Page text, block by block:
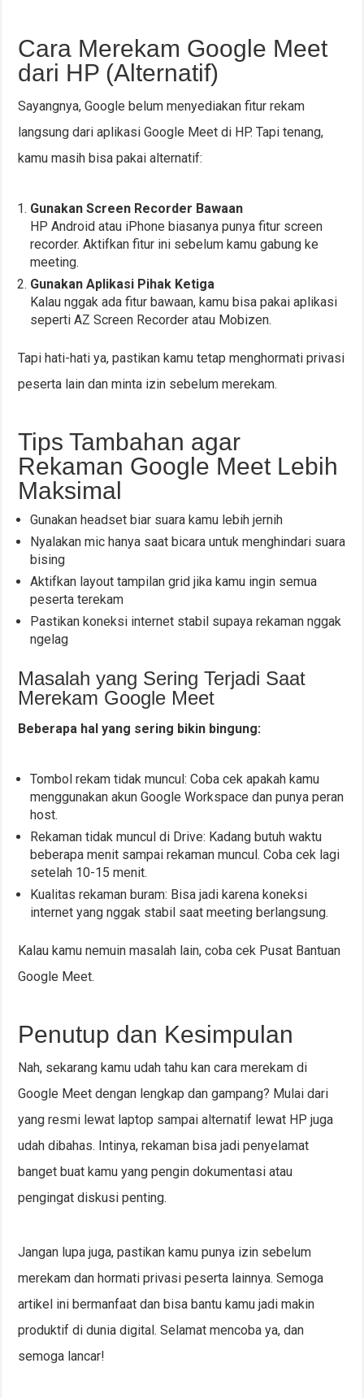
Cara Merekam Google Meet
dari HP (Alternatif)
Sayangnya, Google belum menyediakan fitur rekam
langsung dari aplikasi Google Meet di HP. Tapi tenang,
kamu masih bisa pakai alternatif:
Gunakan Screen Recorder Bawaan
HP Android atau iPhone biasanya punya fitur screen
recorder. Aktifkan fitur ini sebelum kamu gabung ke
meeting.
Gunakan Aplikasi Pihak Ketiga
Kalau nggak ada fitur bawaan, kamu bisa pakai aplikasi
seperti AZ Screen Recorder atau Mobizen.
Tapi hati-hati ya, pastikan kamu tetap menghormati privasi
peserta lain dan minta izin sebelum merekam.
Tips Tambahan agar
Rekaman Google Meet Lebih
Maksimal
Gunakan headset biar suara kamu lebih jernih
Nyalakan mic hanya saat bicara untuk menghindari suara
bising
Aktifkan layout tampilan grid jika kamu ingin semua
peserta terekam
Pastikan koneksi internet stabil supaya rekaman nggak
ngelag
Masalah yang Sering Terjadi Saat
Merekam Google Meet
Beberapa hal yang sering bikin bingung:
Tombol rekam tidak muncul: Coba cek apakah kamu
menggunakan akun Google Workspace dan punya peran
host.
Rekaman tidak muncul di Drive: Kadang butuh waktu
beberapa menit sampai rekaman muncul. Coba cek lagi
setelah 10-15 menit.
Kualitas rekaman buram: Bisa jadi karena koneksi
internet yang nggak stabil saat meeting berlangsung.
Kalau kamu nemuin masalah lain, coba cek Pusat Bantuan
Google Meet.
Penutup dan Kesimpulan
Nah, sekarang kamu udah tahu kan cara merekam di
Google Meet dengan lengkap dan gampang? Mulai dari
yang resmi lewat laptop sampai alternatif lewat HP juga
udah dibahas. Intinya, rekaman bisa jadi penyelamat
banget buat kamu yang pengin dokumentasi atau
pengingat diskusi penting.
Jangan lupa juga, pastikan kamu punya izin sebelum
merekam dan hormati privasi peserta lainnya. Semoga
artikel ini bermanfaat dan bisa bantu kamu jadi makin
produktif di dunia digital. Selamat mencoba ya, dan
semoga lancar!